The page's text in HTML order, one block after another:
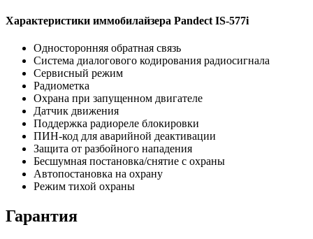
Характеристики иммобилайзера Pandect IS-577i
Односторонняя обратная связь
Система диалогового кодирования радиосигнала
Сервисный режим
Радиометка
Охрана при запущенном двигателе
Датчик движения
Поддержка радиореле блокировки
ПИН-код для аварийной деактивации
Защита от разбойного нападения
Бесшумная постановка/снятие с охраны
Автопостановка на охрану
Режим тихой охраны
Гарантия